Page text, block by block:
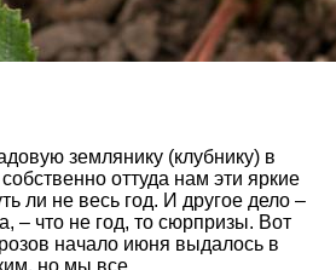
землянику (клубнику) в
оттуда нам эти яркие
ли не весь год. И другое дело –
– что не год, то сюрпризы. Вот
начало июня выдалось в
но мы все